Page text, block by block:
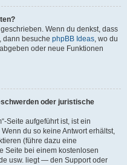
Wenn du denkst, dass
dann besuche phpBB Ideas, wo du
oder neue Funktionen
oder juristische
Seite aufgeführt ist, ist ein
du so keine Antwort erhältst,
(führe dazu eine
Seite bei einem kostenlosen
usw. liegt — den Support oder